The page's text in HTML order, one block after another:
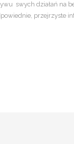
swych działań na
przejrzyste